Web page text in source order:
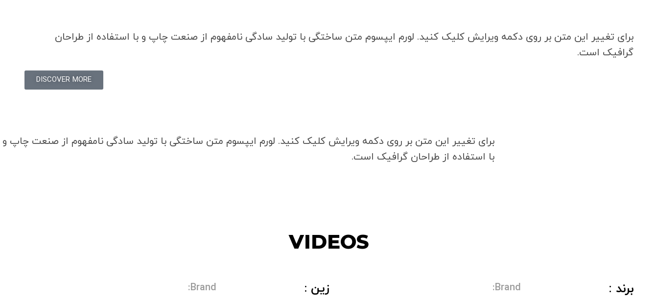
برای تغییر این متن بر روی دکمه ویرایش کلیک کنید. لورم ایپسوم متن ساختگی با تولید سادگی نامفهوم از صنعت چاپ و با استفاده از طراحان
گرافیک است.
DISCOVER MORE
برای تغییر این متن بر روی دکمه ویرایش کلیک کنید. لورم ایپسوم متن ساختگی با تولید سادگی نامفهوم از صنعت چاپ و
با استفاده از طراحان گرافیک است.
VIDEOS
برند : Brand: زین : Brand: